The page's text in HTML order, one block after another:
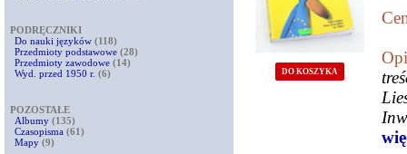
PODRĘCZNIKI
Do nauki języków (118)
Przedmioty podstawowe (28)
Przedmioty zawodowe (14)
Wyd. przed 1950 r. (6)
POZOSTAŁE
Albumy (135)
Czasopisma (61)
Mapy (9)
DO KOSZYKA